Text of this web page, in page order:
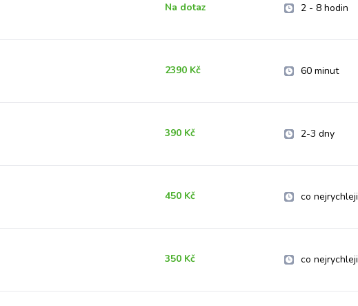
Na dotaz 2 - 8 hodin
2390 Kč 60 minut
390 Kč 2-3 dny
450 Kč co nejrychleji
350 Kč co nejrychleji